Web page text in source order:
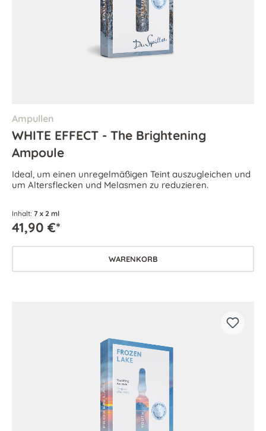
Ampullen
WHITE EFFECT - The Brightening
Ampoule
Ideal, um einen unregelmäßigen Teint auszugleichen und
um Altersflecken und Melasmen zu reduzieren.
Inhalt: 7 x 2 ml
41,90 €*
WARENKORB